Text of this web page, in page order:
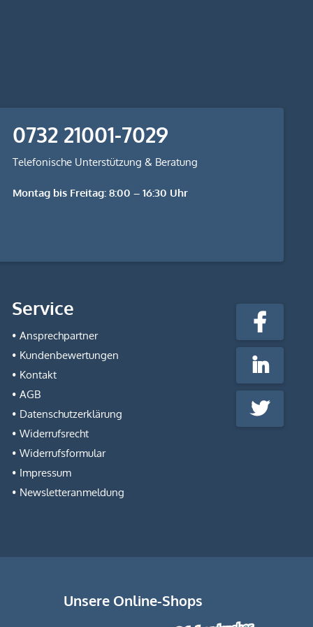
0732 21001-7029
Telefonische Unterstützung & Beratung
Montag bis Freitag: 8:00 – 16:30 Uhr
Service
Ansprechpartner
Kundenbewertungen
Kontakt
AGB
Datenschutzerklärung
Widerrufsrecht
Widerrufsformular
Impressum
Newsletteranmeldung
stempel-
fabrik.de
@Social
Media
Facebook
LinkedIn
Twitter
Unsere Online-Shops